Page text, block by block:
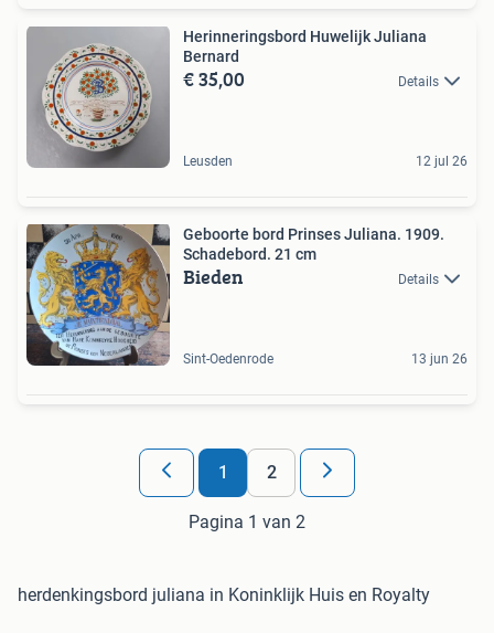
Herinneringsbord Huwelijk Juliana
Bernard
€ 35,00 Details
Leusden 12 jul 26
Geboorte bord Prinses Juliana. 1909.
Schadebord. 21 cm
Bieden Details
Sint-Oedenrode 13 jun 26
1 2
Pagina 1 van 2
herdenkingsbord juliana in Koninklijk Huis en Royalty